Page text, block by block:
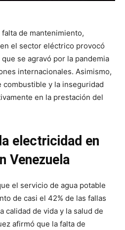
de mantenimiento,
el sector eléctrico provocó
se agravó por la pandemia
internacionales. Asimismo,
combustible y la inseguridad
en la prestación del
electricidad en
Venezuela
el servicio de agua potable
de casi el 42% de las fallas
calidad de vida y la salud de
afirmó que la falta de